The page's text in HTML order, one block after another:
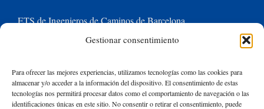
Gestionar consentimiento
Para ofrecer las mejores experiencias, utilizamos tecnologías como las cookies para
almacenar y/o acceder a la información del dispositivo. El consentimiento de estas
tecnologías nos permitirá procesar datos como el comportamiento de navegación o las
identificaciones únicas en este sitio. No consentir o retirar el consentimiento, puede
ETS de Ingenieros de Caminos de Barcelona
Universitat Politècnica de Catalunya BarcelonaTech
Contacte con nosotros